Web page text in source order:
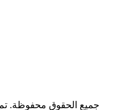
جميع الحقوق محفوظة.